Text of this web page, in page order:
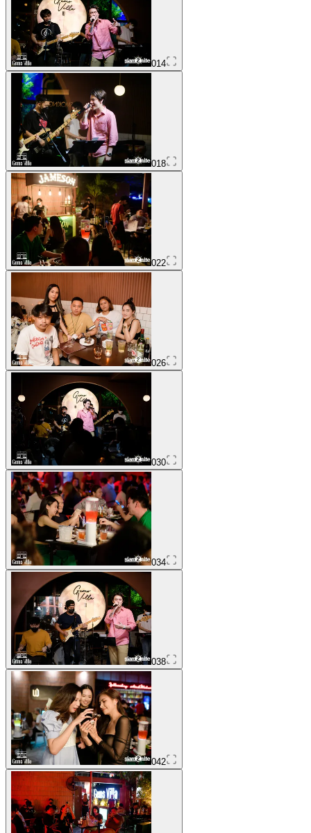
014
018
022
026
030
034
038
042